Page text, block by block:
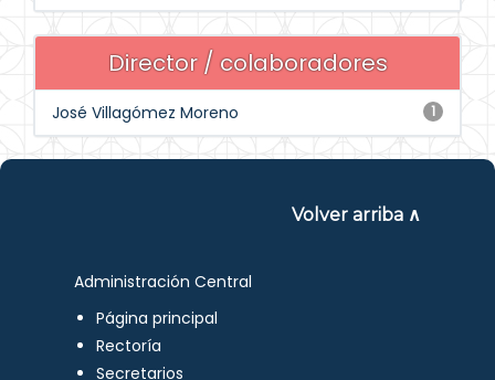
Director / colaboradores
1
José Villagómez Moreno
Volver arriba ∧
Administración Central
Página principal
Rectoría
Secretarios